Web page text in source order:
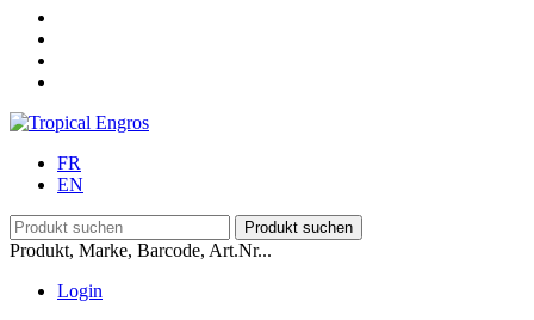
FR
EN
Produkt, Marke, Barcode, Art.Nr...
Login